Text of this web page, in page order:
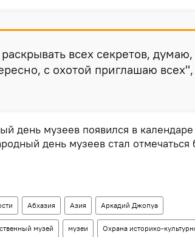
всех секретов, думаю,
с охотой приглашаю
день музеев появился в календаре
день музеев стал отмечаться
Абхазия Азия Аркадий Джопуа
музей музеи Охрана историко-